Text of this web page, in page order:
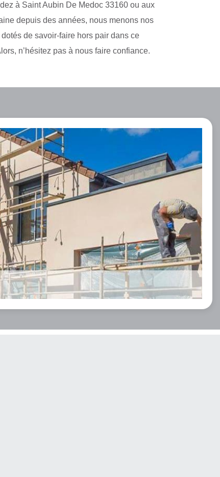
à Saint Aubin De Medoc 33160 ou aux
depuis des années, nous menons nos
de savoir-faire hors pair dans ce
n’hésitez pas à nous faire confiance.